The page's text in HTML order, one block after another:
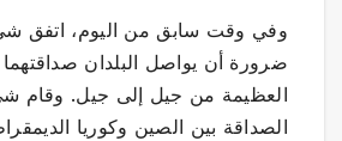
وفي وقت سابق من اليوم، اتفق
ضرورة أن يواصل البلدان صداقتهما
العظيمة من جيل إلى جيل. وقام
الصداقة بين الصين وكوريا